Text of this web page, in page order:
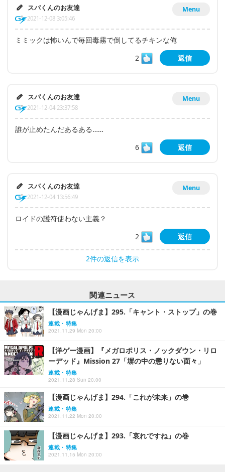
Menu
スパくんのお友達
2021-12-08 3:05:46
ミミックは怖いんで毎回毒霧で倒してるチキンな俺
2
返信
Menu
スパくんのお友達
2021-12-04 23:37:58
誰が止めたんだあるある……
6
返信
Menu
スパくんのお友達
2021-12-04 13:56:49
ロイドの護符使わない主義？
2
返信
2件の返信を表示
関連ニュース
【漫画じゃんげま】295.「キャント・ストップ」の巻
連載・特集
2021.11.29 Mon 20:00
【洋ゲー漫画】『メガロポリス・ノックダウン・リロ
ーデッド』Mission 27「塀の中の懲りない面々」
連載・特集
2021.11.28 Sun 20:00
【漫画じゃんげま】294.「これが未来」の巻
連載・特集
2021.11.22 Mon 20:00
【漫画じゃんげま】293.「哀れですね」の巻
連載・特集
2021.11.15 Mon 20:00